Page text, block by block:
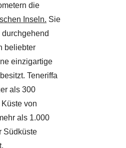
die
Inseln. Sie
beliebter
einzigartige
Teneriffa
als 300
von
als 1.000
Südküste